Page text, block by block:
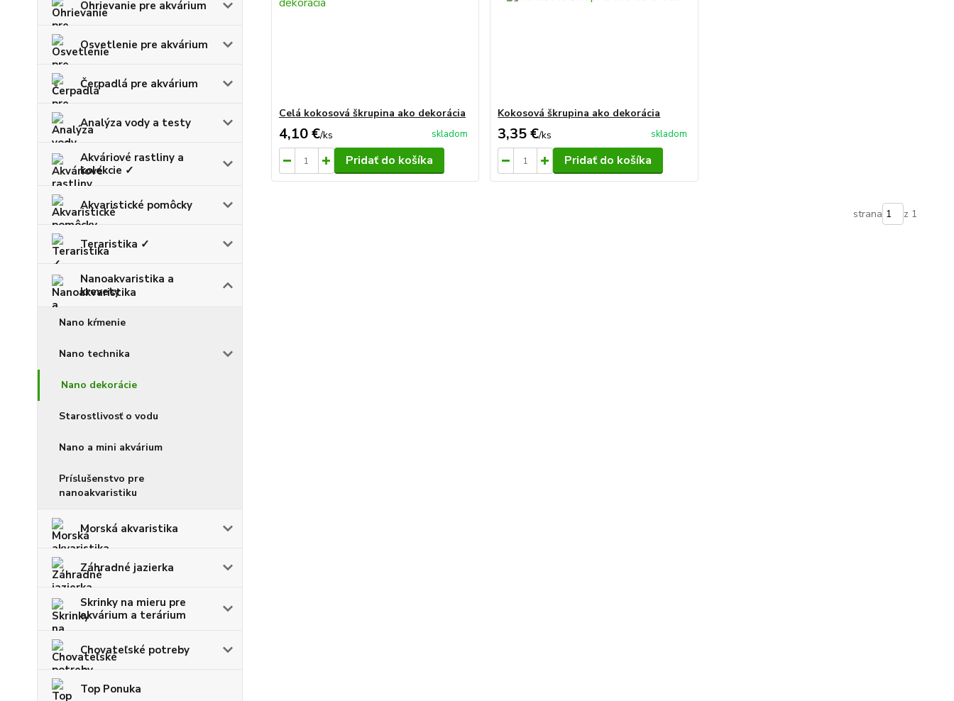
Ohrievanie pre akvárium
Osvetlenie pre akvárium
Čerpadlá pre akvárium
Analýza vody a testy
Akváriové rastliny a
kolekcie ✓
Akvaristické pomôcky
Teraristika ✓
Nanoakvaristika a
krevety
Nano kŕmenie
Nano technika
Nano dekorácie
Starostlivosť o vodu
Nano a mini akvárium
Príslušenstvo pre
nanoakvaristiku
Morská akvaristika
Záhradné jazierka
Skrinky na mieru pre
akvárium a terárium
Chovateľské potreby
Top Ponuka
Celá kokosová škrupina ako dekorácia
4,10 €/ks skladom
Pridať do košíka
Kokosová škrupina ako dekorácia
3,35 €/ks skladom
Pridať do košíka
strana z 1